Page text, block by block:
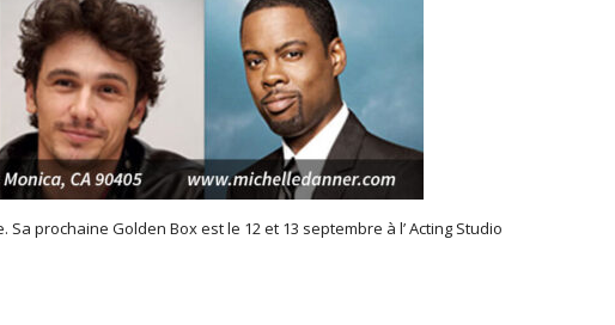
prochaine Golden Box est le 12 et 13 septembre à l’ Acting Studio